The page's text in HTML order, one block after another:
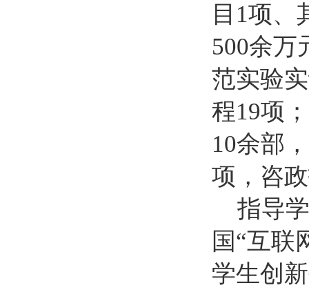
目 1项、
500余万
范实验
程19项
10余部
项，咨
指导
国“互联
学生创